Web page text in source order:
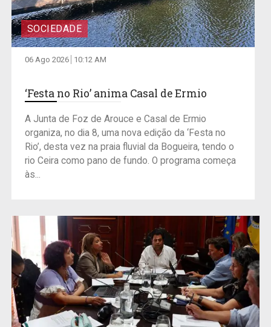
SOCIEDADE
06 Ago 2026 10:12 AM
‘Festa no Rio’ anima Casal de Ermio
A Junta de Foz de Arouce e Casal de Ermio
organiza, no dia 8, uma nova edição da ‘Festa no
Rio’, desta vez na praia fluvial da Bogueira, tendo o
rio Ceira como pano de fundo. O programa começa
às...